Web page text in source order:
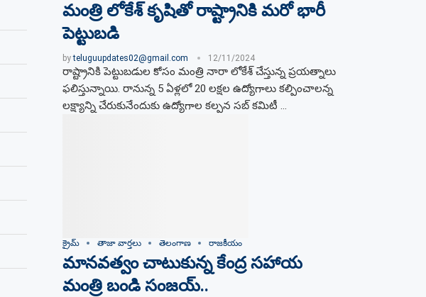
మంత్రి లోకేశ్ కృషితో రాష్ట్రానికి మరో భారీ
పెట్టుబడి
byteluguupdates02@gmail.com 12/11/2024
రాష్ట్రానికి పెట్టుబడుల కోసం మంత్రి నారా లోకేశ్ చేస్తున్న ప్రయత్నాలు
ఫలిస్తున్నాయి. రానున్న 5 ఏళ్లలో 20 లక్షల ఉద్యోగాలు కల్పించాలన్న
లక్ష్యాన్ని చేరుకునేందుకు ఉద్యోగాల కల్పన సబ్ కమిటీ …
క్రైమ్ తాజా వార్తలు తెలంగాణ రాజకీయం
మానవత్వం చాటుకున్న కేంద్ర సహాయ
మంత్రి బండి సంజయ్..